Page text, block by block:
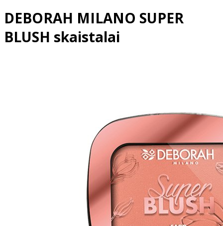
DEBORAH MILANO SUPER
BLUSH skaistalai